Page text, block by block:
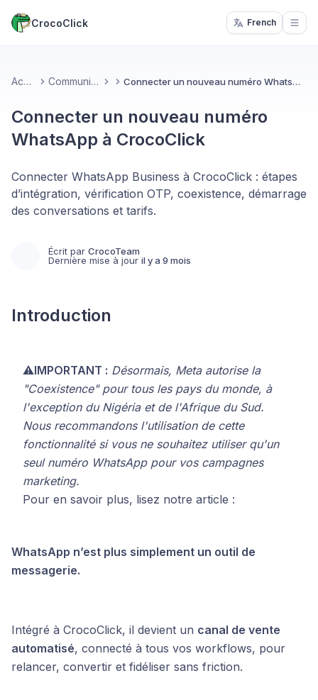
CrocoClick French
Accueil Communication Connecter un nouveau numéro WhatsApp à CrocoClick
Connecter un nouveau numéro
WhatsApp à CrocoClick
Connecter WhatsApp Business à CrocoClick : étapes
d’intégration, vérification OTP, coexistence, démarrage
des conversations et tarifs.
Écrit par CrocoTeam
Dernière mise à jour il y a 9 mois
Introduction
⚠️IMPORTANT : Désormais, Meta autorise la
"Coexistence" pour tous les pays du monde, à
l'exception du Nigéria et de l'Afrique du Sud.
Nous recommandons l'utilisation de cette
fonctionnalité si vous ne souhaitez utiliser qu'un
seul numéro WhatsApp pour vos campagnes
marketing.
Pour en savoir plus, lisez notre article :
WhatsApp n’est plus simplement un outil de
messagerie.
Intégré à CrocoClick, il devient un canal de vente
automatisé, connecté à tous vos workflows, pour
relancer, convertir et fidéliser sans friction.